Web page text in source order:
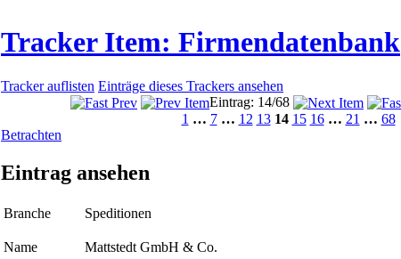
Tracker Item: Firmendatenbank
Tracker auflisten Einträge dieses Trackers ansehen
Eintrag: 14/68
1 … 7 … 12 13 14 15 16 … 21 … 68
Betrachten
Eintrag ansehen
Branche Speditionen
Name Mattstedt GmbH & Co.